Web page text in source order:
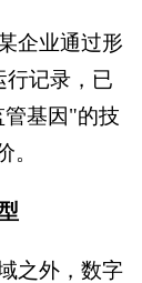
企业通过形
行记录，已
基因"的技
。
之外，数字